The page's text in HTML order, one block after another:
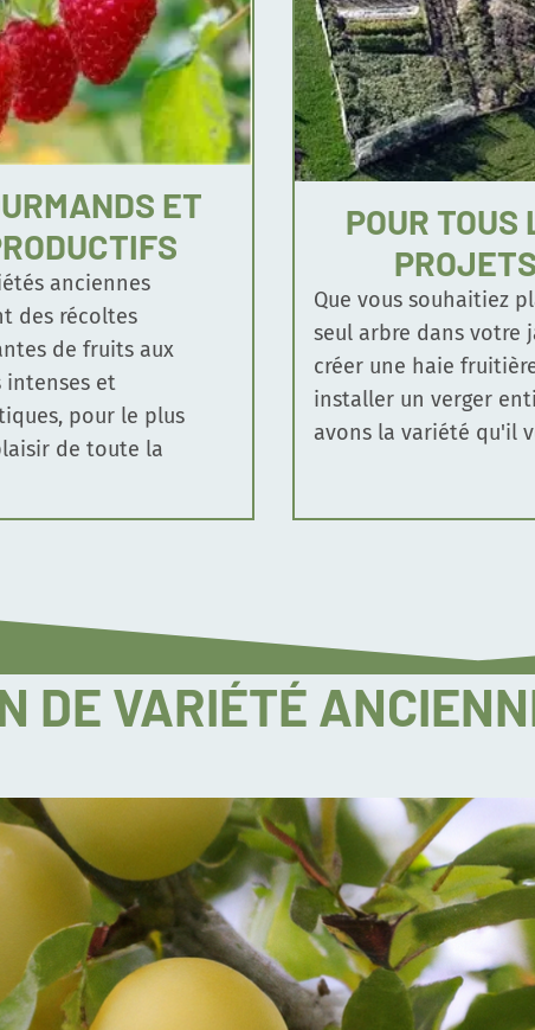
ET
anciennes
des récoltes
de fruits aux
intenses et
pour le plus
de toute la
POUR TOUS
PROJETS
Que vous souhaitiez
seul arbre dans votre
créer une haie
installer un verger
avons la variété qu'il
DE VARIÉTÉ